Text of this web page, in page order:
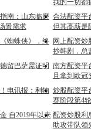
我的一切都
南：山东临磨
景需求
合法配资平
但其高薪是
蜘蛛侠》，终
网上配资炒
抄韩剧，总
留巴萨需证明 南方配资平
且拿到欧冠
电讯报：利物 炒股配资平
赛阶段第4
自2019年以来 配资炒股利
助攻带队领